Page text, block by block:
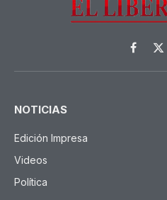
X
NOTICIAS
Edición Impresa
Videos
Política